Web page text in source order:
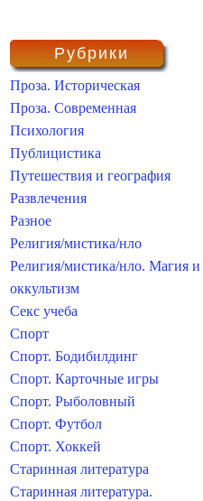
Рубрики
Проза. Историческая
Проза. Современная
Психология
Публицистика
Путешествия и география
Развлечения
Разное
Религия/мистика/нло
Религия/мистика/нло. Магия и
оккультизм
Секс учеба
Спорт
Спорт. Бодибилдинг
Спорт. Карточные игры
Спорт. Рыболовный
Спорт. Футбол
Спорт. Хоккей
Старинная литература
Старинная литература.